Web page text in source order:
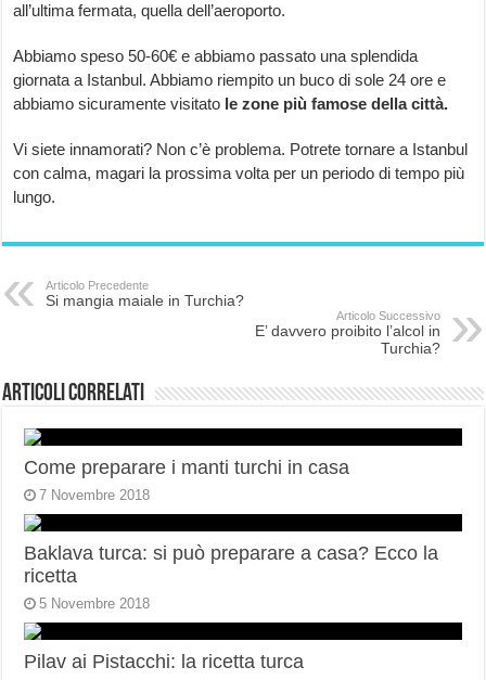
all’ultima fermata, quella dell’aeroporto.
Abbiamo speso 50-60€ e abbiamo passato una splendida
giornata a Istanbul. Abbiamo riempito un buco di sole 24 ore e
abbiamo sicuramente visitato le zone più famose della città.
Vi siete innamorati? Non c’è problema. Potrete tornare a Istanbul
con calma, magari la prossima volta per un periodo di tempo più
lungo.
Articolo Precedente
Si mangia maiale in Turchia?
Articolo Successivo
E’ davvero proibito l’alcol in
Turchia?
Articoli correlati
Come preparare i manti turchi in casa
7 Novembre 2018
Baklava turca: si può preparare a casa? Ecco la
ricetta
5 Novembre 2018
Pilav ai Pistacchi: la ricetta turca